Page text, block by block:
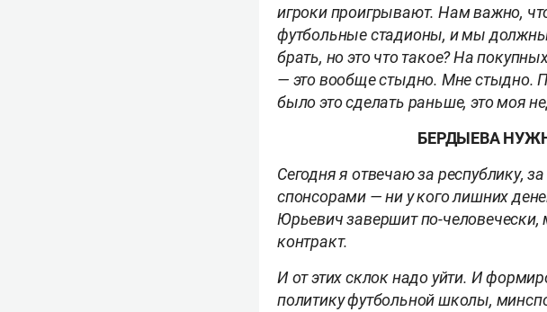
игроки проигрывают. Нам важно,
футбольные стадионы, и мы
брать, но это что такое? На
— это вообще стыдно. Мне стыдно.
было это сделать раньше, это моя
БЕРДЫЕВА
Сегодня я отвечаю за республику,
спонсорами — ни у кого лишних
Юрьевич завершит по-
контракт.
И от этих склок надо уйти. И
политику футбольной школы,